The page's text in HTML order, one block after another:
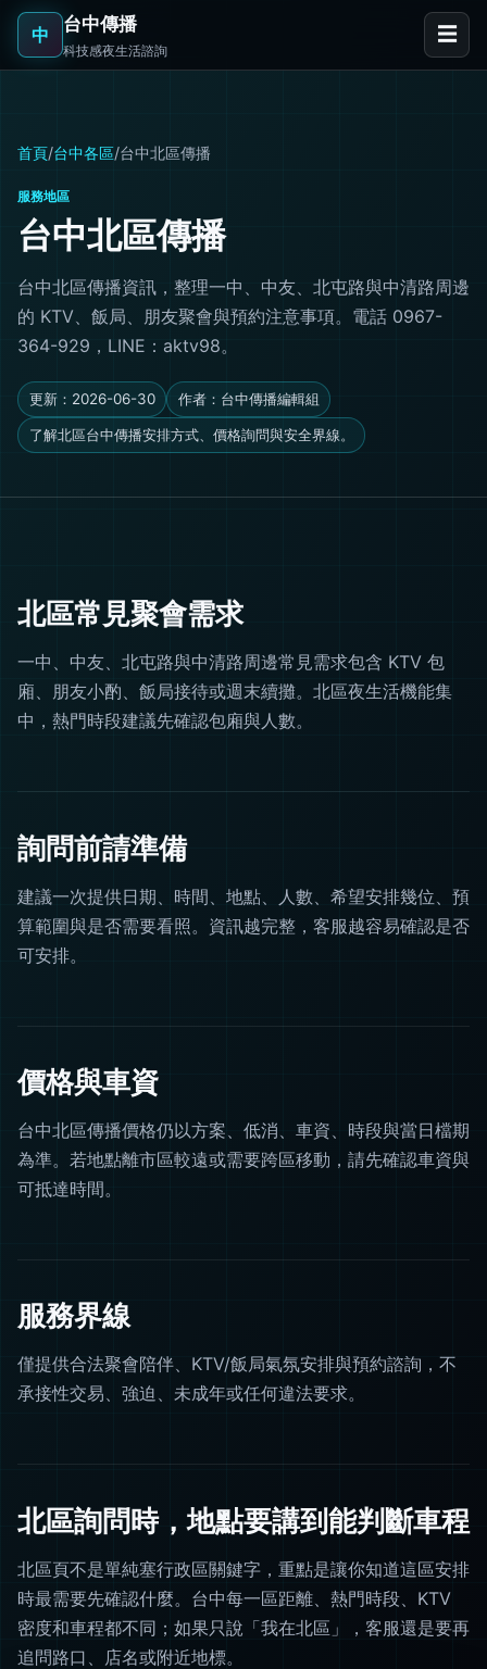
中 台中傳播
科技感夜生活諮詢
☰
首頁/台中各區/台中北區傳播
服務地區
台中北區傳播
台中北區傳播資訊，整理一中、中友、北屯路與中清路周邊
的 KTV、飯局、朋友聚會與預約注意事項。電話 0967-
364-929，LINE：aktv98。
更新：2026-06-30 作者：台中傳播編輯組
了解北區台中傳播安排方式、價格詢問與安全界線。
北區常見聚會需求
一中、中友、北屯路與中清路周邊常見需求包含 KTV 包
廂、朋友小酌、飯局接待或週末續攤。北區夜生活機能集
中，熱門時段建議先確認包廂與人數。
詢問前請準備
建議一次提供日期、時間、地點、人數、希望安排幾位、預
算範圍與是否需要看照。資訊越完整，客服越容易確認是否
可安排。
價格與車資
台中北區傳播價格仍以方案、低消、車資、時段與當日檔期
為準。若地點離市區較遠或需要跨區移動，請先確認車資與
可抵達時間。
服務界線
僅提供合法聚會陪伴、KTV/飯局氣氛安排與預約諮詢，不
承接性交易、強迫、未成年或任何違法要求。
北區詢問時，地點要講到能判斷車程
北區頁不是單純塞行政區關鍵字，重點是讓你知道這區安排
時最需要先確認什麼。台中每一區距離、熱門時段、KTV
密度和車程都不同；如果只說「我在北區」，客服還是要再
追問路口、店名或附近地標。